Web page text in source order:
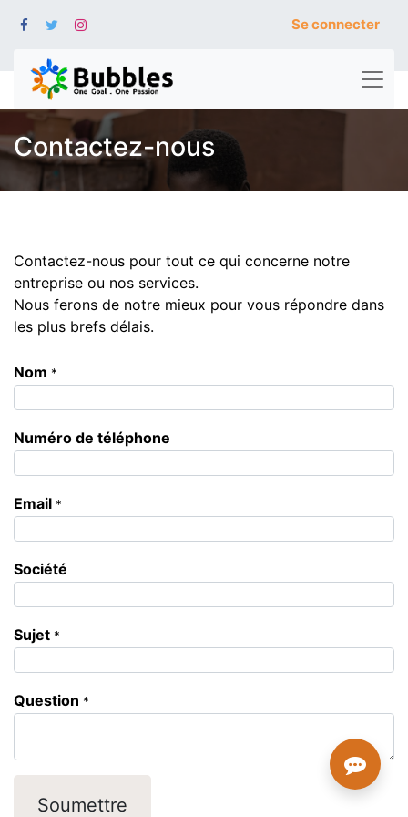
Se connecter
Contactez-nous
Contactez-nous pour tout ce qui concerne notre
entreprise ou nos services.
Nous ferons de notre mieux pour vous répondre dans
les plus brefs délais.
Nom *
Numéro de téléphone
Email *
Société
Sujet *
Question *
Soumettre